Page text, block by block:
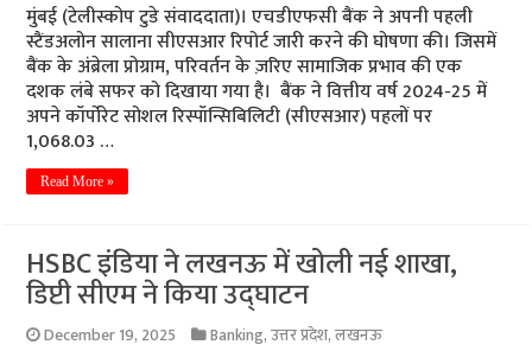
मुंबई (टेलीस्कोप टुडे संवाददाता)। एचडीएफसी बैंक ने अपनी पहली
स्टैंडअलोन सालाना सीएसआर रिपोर्ट जारी करने की घोषणा की। जिसमें
बैंक के अंब्रेला प्रोग्राम, परिवर्तन के ज़रिए सामाजिक प्रभाव की एक
दशक लंबे सफर को दिखाया गया है। बैंक ने वित्तीय वर्ष 2024-25 में
अपने कॉर्पोरेट सोशल रिस्पॉन्सिबिलिटी (सीएसआर) पहलों पर
1,068.03 …
Read More »
HSBC इंडिया ने लखनऊ में खोली नई शाखा,
डिप्टी सीएम ने किया उद्घाटन
December 19, 2025 Banking,उत्तर प्रदेश,लखनऊ